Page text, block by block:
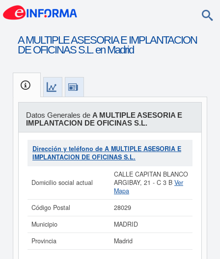
A MULTIPLE ASESORIA E IMPLANTACION
DE OFICINAS S.L. en Madrid
Datos Generales de A MULTIPLE ASESORIA E
IMPLANTACION DE OFICINAS S.L.
Dirección y teléfono de A MULTIPLE ASESORIA E
IMPLANTACION DE OFICINAS S.L.
Domicilio social actual
CALLE CAPITAN BLANCO
ARGIBAY, 21 - C 3 B Ver
Mapa
Código Postal
28029
Municipio
MADRID
Provincia
Madrid